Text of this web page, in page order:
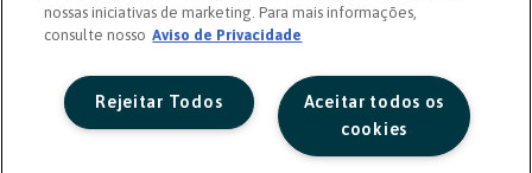
ouvidoriasicoob.com.br
Deficientes auditivos ou de fala
nossas iniciativas de marketing. Para mais informações,
consulte nosso Aviso de Privacidade
Aceitar todos os
cookies
Rejeitar Todos